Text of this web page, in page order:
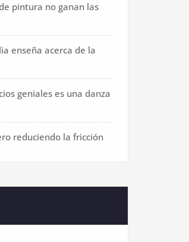
pintura no ganan las
enseña acerca de la
geniales es una danza
reduciendo la fricción